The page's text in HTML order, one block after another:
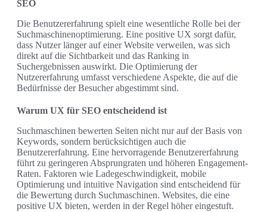
SEO
Die Benutzererfahrung spielt eine wesentliche Rolle bei der
Suchmaschinenoptimierung. Eine positive UX sorgt dafür,
dass Nutzer länger auf einer Website verweilen, was sich
direkt auf die Sichtbarkeit und das Ranking in
Suchergebnissen auswirkt. Die Optimierung der
Nutzererfahrung umfasst verschiedene Aspekte, die auf die
Bedürfnisse der Besucher abgestimmt sind.
Warum UX für SEO entscheidend ist
Suchmaschinen bewerten Seiten nicht nur auf der Basis von
Keywords, sondern berücksichtigen auch die
Benutzererfahrung. Eine hervorragende Benutzererfahrung
führt zu geringeren Absprungraten und höheren Engagement-
Raten. Faktoren wie Ladegeschwindigkeit, mobile
Optimierung und intuitive Navigation sind entscheidend für
die Bewertung durch Suchmaschinen. Websites, die eine
positive UX bieten, werden in der Regel höher eingestuft.